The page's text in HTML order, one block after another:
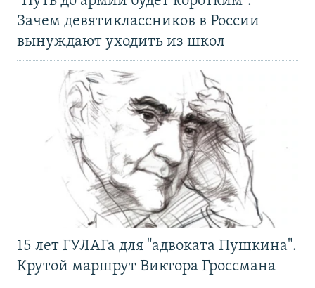
Зачем девятиклассников в России
вынуждают уходить из школ
15 лет ГУЛАГа для "адвоката Пушкина".
Крутой маршрут Виктора Гроссмана